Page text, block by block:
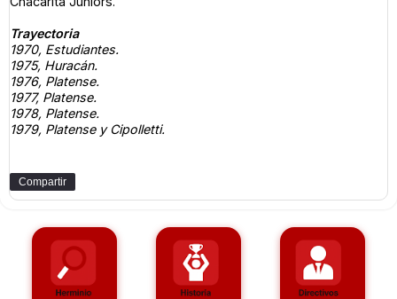
Trayectoria
1970, Estudiantes.
1975, Huracán.
1976, Platense.
1977, Platense.
1978, Platense.
1979, Platense y Cipolletti.
Compartir